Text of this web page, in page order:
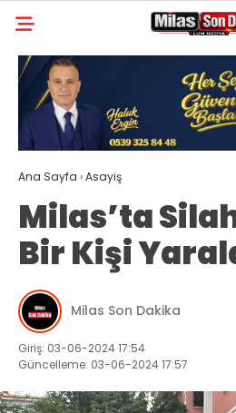
GALERİ
MILAS
MUĞLA’DAN
ASAYIŞ
GÜNDEM
EKONOMI
SPOR
VEFAT
GENEL
Ana Sayfa ›Asayiş
Milas’ta
Bir Kişi
Milas Son Dakika
Giriş: 03-06-2024 17:54
Güncelleme: 03-06-2024 17:57